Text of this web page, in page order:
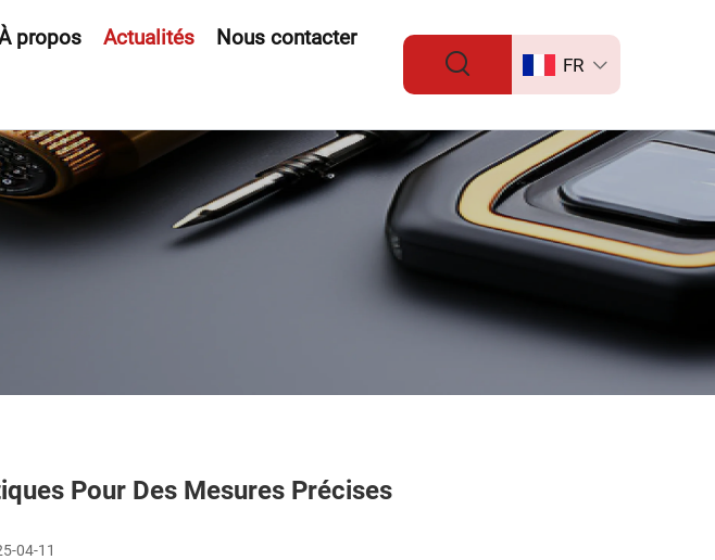
propos Actualités Nous contacter
FR
Pour Des Mesures Précises
04-11